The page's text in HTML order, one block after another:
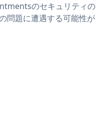
のセキュリティの
問題に遭遇する可能性が